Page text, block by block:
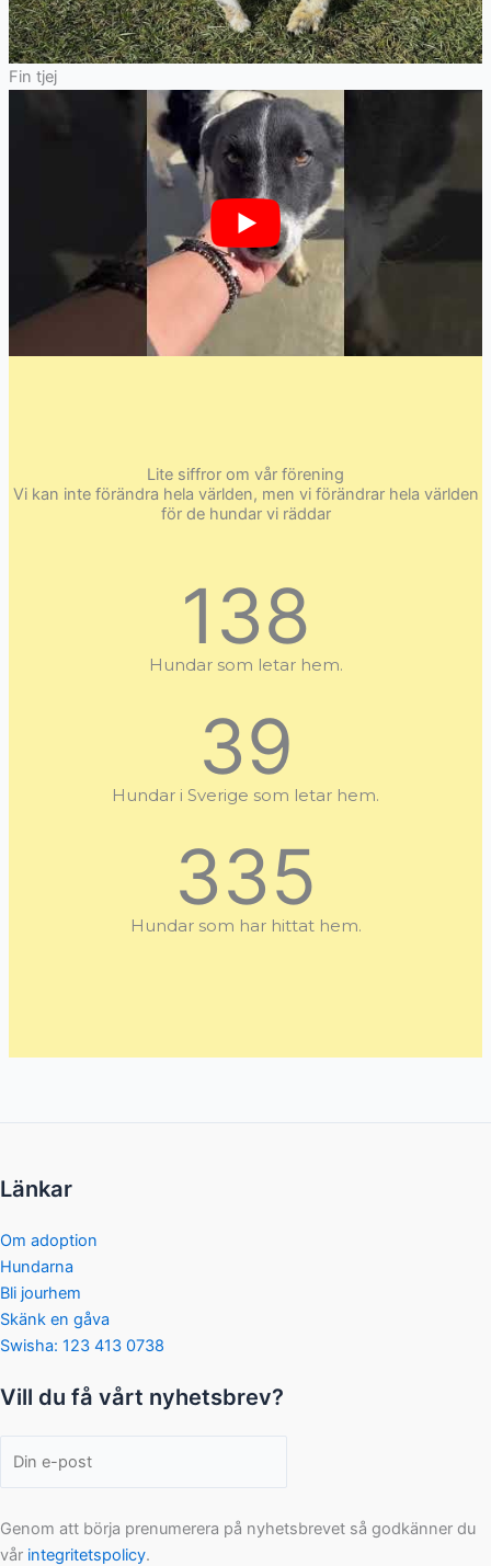
Fin tjej
Lite siffror om vår förening
Vi kan inte förändra hela världen, men vi förändrar hela världen
för de hundar vi räddar
Hundar som letar hem.
138
Hundar i Sverige som letar hem.
39
Hundar som har hittat hem.
335
Länkar
Om adoption
Hundarna
Bli jourhem
Skänk en gåva
Swisha: 123 413 0738
Vill du få vårt nyhetsbrev?
Genom att börja prenumerera på nyhetsbrevet så godkänner du
vår integritetspolicy.